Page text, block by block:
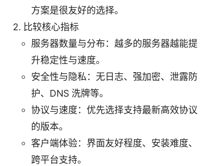
方案是很友好的选择。
比较核心指标
服务器数量与分布：越多的服务器越能提
升稳定性与速度。
安全性与隐私：无日志、强加密、泄露防
护、DNS 洗牌等。
协议与速度：优先选择支持最新高效协议
的版本。
客户端体验：界面友好程度、安装难度、
跨平台支持。